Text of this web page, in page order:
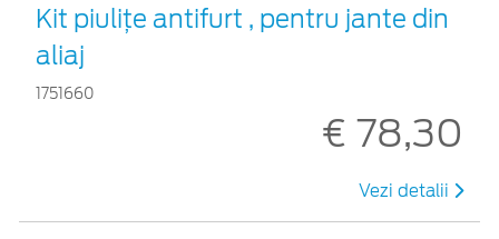
Kit piuliţe antifurt , pentru jante din
aliaj
1751660
€ 78,30
Vezi detalii